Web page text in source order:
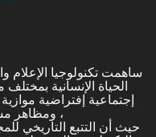
ساهمت تكنولوجيا الإعلام
الحياة الإنسانية بمختلف
إجتماعية إفتراضية
ومظاهر مشتركة وأخرى مختلفة ،
حيث أن التتبع التاريخي